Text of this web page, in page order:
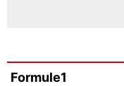
Formule1